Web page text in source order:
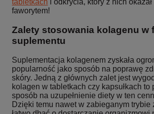
faworytem!
Zalety stosowania kolagenu w
suplementu
Suplementacja kolagenem zyskała
popularność jako sposób na poprawę
skóry. Jedną z głównych zalet jest
kolagen w tabletkach czy kapsułkach to
sposób na uzupełnienie diety w ten
Dzięki temu nawet w zabieganym trybie